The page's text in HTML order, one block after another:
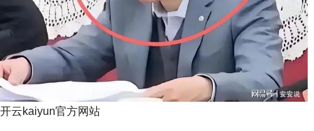
开云kaiyun官方网站